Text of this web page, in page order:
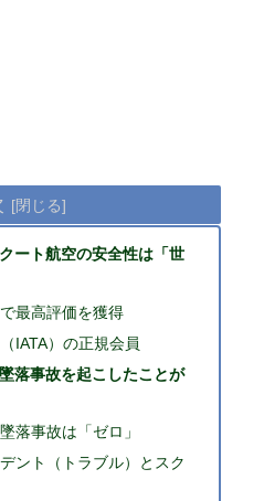
ート航空の安全性は「世
最高評価を獲得
IATA）の正規会員
落事故を起こしたことが
落事故は「ゼロ」
ント（トラブル）とスク